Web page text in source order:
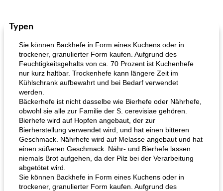
Typen
Sie können Backhefe in Form eines Kuchens oder in
trockener, granulierter Form kaufen. Aufgrund des
Feuchtigkeitsgehalts von ca. 70 Prozent ist Kuchenhefe
nur kurz haltbar. Trockenhefe kann längere Zeit im
Kühlschrank aufbewahrt und bei Bedarf verwendet
werden.
Bäckerhefe ist nicht dasselbe wie Bierhefe oder Nährhefe,
obwohl sie alle zur Familie der S. cerevisiae gehören.
Bierhefe wird auf Hopfen angebaut, der zur
Bierherstellung verwendet wird, und hat einen bitteren
Geschmack. Nährhefe wird auf Melasse angebaut und hat
einen süßeren Geschmack. Nähr- und Bierhefe lassen
niemals Brot aufgehen, da der Pilz bei der Verarbeitung
abgetötet wird.
Sie können Backhefe in Form eines Kuchens oder in
trockener, granulierter Form kaufen. Aufgrund des